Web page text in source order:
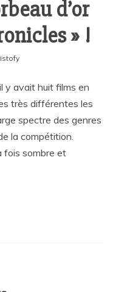
d’or
» !
y avait huit films en
très différentes les
spectre des genres
la compétition.
fois sombre et